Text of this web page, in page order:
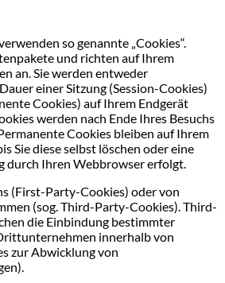
so genannte „Cookies“.
und richten auf Ihrem
an. Sie werden entweder
einer Sitzung (Session-Cookies)
Cookies) auf Ihrem Endgerät
werden nach Ende Ihres Besuchs
Cookies bleiben auf Ihrem
Sie diese selbst löschen oder eine
durch Ihren Webbrowser erfolgt.
(First-Party-Cookies) oder von
(sog. Third-Party-Cookies). Third-
die Einbindung bestimmter
innerhalb von
zur Abwicklung von